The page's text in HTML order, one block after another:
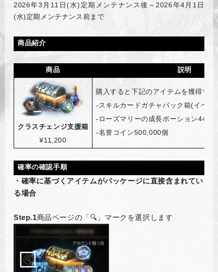
2026年3月11日(水)定期メンテナンス後～2026年4月1日
(水)定期メンテナンス前まで
商品紹介
商品 説明
クラスチェンジ支援箱
¥11,200
購入すると下記のアイテムを獲得す
- スキルカードガチャパック箱(イベン
- ローズマリーの成長ポーション44個
-名誉コイン500,000個
確率の確認手順
・確率に基づくアイテムがパッケージに直接含まれてい
る場合
Step.1商品ページの「🔍」マークを選択します